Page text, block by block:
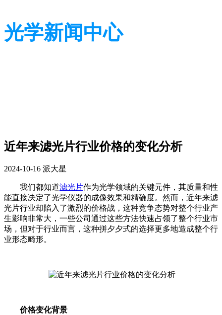
光学新闻中心
近年来滤光片行业价格的变化分析
2024-10-16 派大星
我们都知道滤光片作为光学领域的关键元件，其质量和性
能直接决定了光学仪器的成像效果和精确度。然而，近年来滤
光片行业却陷入了激烈的价格战，这种竞争态势对整个行业产
生影响非常大，一些公司通过这些方法快速占领了整个行业市
场，但对于行业而言，这种拼夕夕式的选择更多地造成整个行
业形态畸形。
价格变化背景